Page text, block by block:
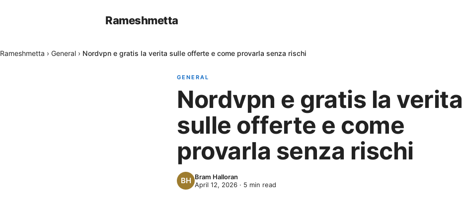
Rameshmetta
Rameshmetta › General › Nordvpn e gratis la verita sulle offerte e come provarla senza rischi
GENERAL
Nordvpn e gratis la verita
sulle offerte e come
provarla senza rischi
Bram Halloran
April 12, 2026 · 5 min read